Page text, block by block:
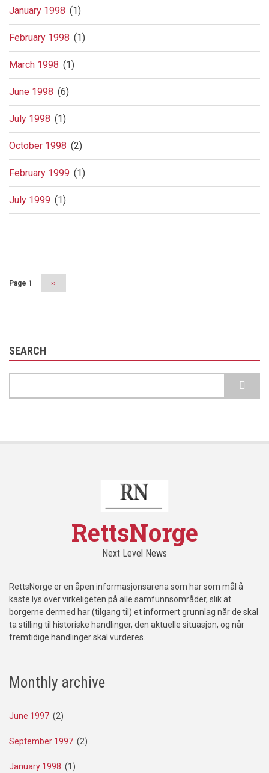
January 1998 (1)
February 1998 (1)
March 1998 (1)
June 1998 (6)
July 1998 (1)
October 1998 (2)
February 1999 (1)
July 1999 (1)
Page 1
Next
page
››
SEARCH
RettsNorge
Next Level News
RettsNorge er en åpen informasjonsarena som har som mål å
kaste lys over virkeligeten på alle samfunnsområder, slik at
borgerne dermed har (tilgang til) et informert grunnlag når de skal
ta stilling til historiske handlinger, den aktuelle situasjon, og når
fremtidige handlinger skal vurderes.
Monthly archive
June 1997 (2)
September 1997 (2)
January 1998 (1)